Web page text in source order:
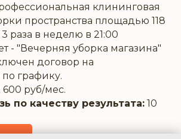
клининговая
пространства площадью 118
раза в неделю в 21:00
- "Вечерняя уборка магазина"
договор на
графику.
600 руб/мес.
по качеству результата: 10